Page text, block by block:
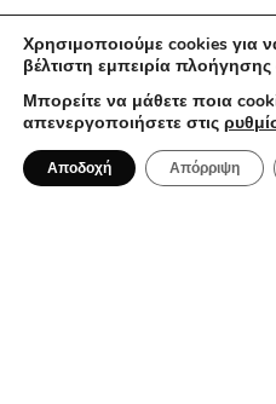
ΞΕΝΟΔΟΧΕΊΑ
Χρησιμοποιούμε cookies για
βέλτιστη εμπειρία
Μπορείτε να μάθετε ποια
απενεργοποιήσετε στις
Αποδοχή Απόρριψη